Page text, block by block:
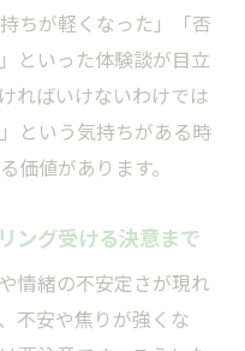
ちが軽くなった」「否
といった体験談が目立
ればいけないわけでは
という気持ちがある時
価値があります。
ング受ける決意まで
情緒の不安定さが現れ
不安や焦りが強くな